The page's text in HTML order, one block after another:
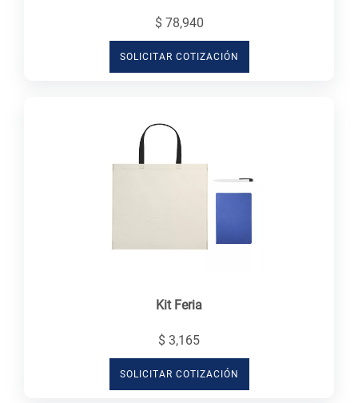
$ 78,940
SOLICITAR COTIZACIÓN
Kit Feria
$ 3,165
SOLICITAR COTIZACIÓN